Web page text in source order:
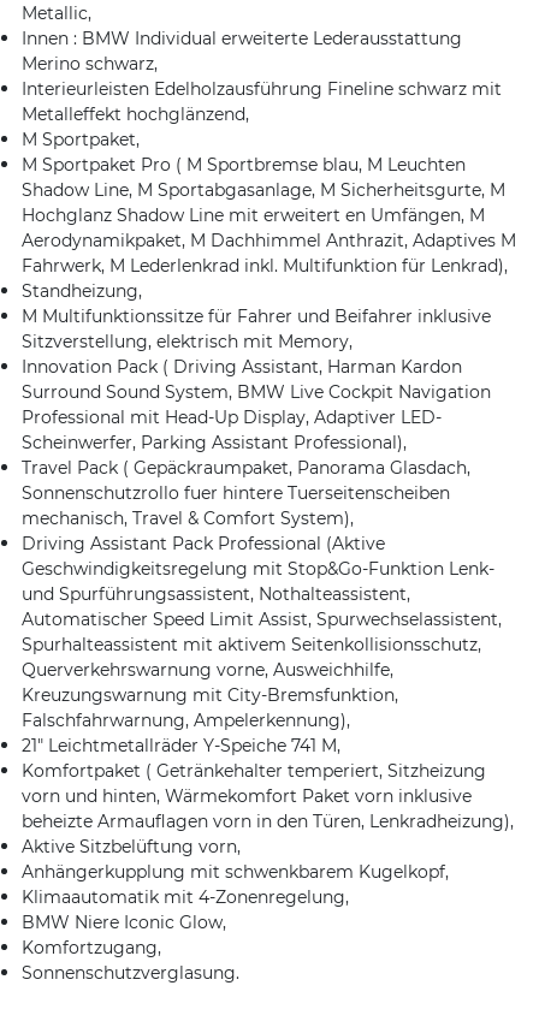
Metallic,
Innen : BMW Individual erweiterte Lederausstattung
Merino schwarz,
Interieurleisten Edelholzausführung Fineline schwarz mit
Metalleffekt hochglänzend,
M Sportpaket,
M Sportpaket Pro ( M Sportbremse blau, M Leuchten
Shadow Line, M Sportabgasanlage, M Sicherheitsgurte, M
Hochglanz Shadow Line mit erweitert en Umfängen, M
Aerodynamikpaket, M Dachhimmel Anthrazit, Adaptives M
Fahrwerk, M Lederlenkrad inkl. Multifunktion für Lenkrad),
Standheizung,
M Multifunktionssitze für Fahrer und Beifahrer inklusive
Sitzverstellung, elektrisch mit Memory,
Innovation Pack ( Driving Assistant, Harman Kardon
Surround Sound System, BMW Live Cockpit Navigation
Professional mit Head-Up Display, Adaptiver LED-
Scheinwerfer, Parking Assistant Professional),
Travel Pack ( Gepäckraumpaket, Panorama Glasdach,
Sonnenschutzrollo fuer hintere Tuerseitenscheiben
mechanisch, Travel & Comfort System),
Driving Assistant Pack Professional (Aktive
Geschwindigkeitsregelung mit Stop&Go-Funktion Lenk-
und Spurführungsassistent, Nothalteassistent,
Automatischer Speed Limit Assist, Spurwechselassistent,
Spurhalteassistent mit aktivem Seitenkollisionsschutz,
Querverkehrswarnung vorne, Ausweichhilfe,
Kreuzungswarnung mit City-Bremsfunktion,
Falschfahrwarnung, Ampelerkennung),
21″ Leichtmetallräder Y-Speiche 741 M,
Komfortpaket ( Getränkehalter temperiert, Sitzheizung
vorn und hinten, Wärmekomfort Paket vorn inklusive
beheizte Armauflagen vorn in den Türen, Lenkradheizung),
Aktive Sitzbelüftung vorn,
Anhängerkupplung mit schwenkbarem Kugelkopf,
Klimaautomatik mit 4-Zonenregelung,
BMW Niere Iconic Glow,
Komfortzugang,
Sonnenschutzverglasung.